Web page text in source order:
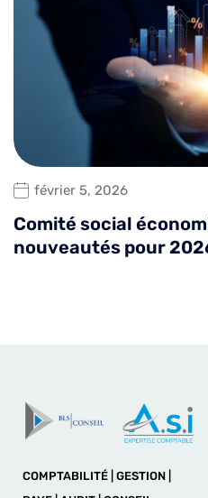
février 5, 2026
Comité social
nouveautés pour
COMPTABILITÉ | GESTION |